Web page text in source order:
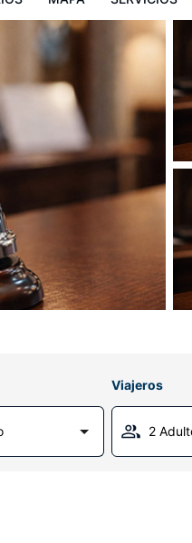
Viajeros
2